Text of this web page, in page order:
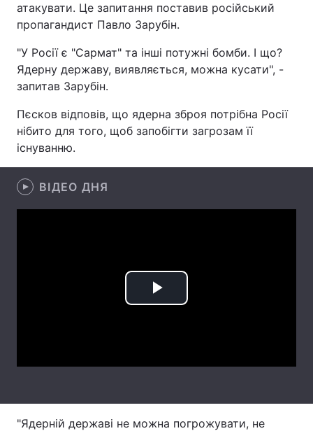
Спорт Наука
Техно і зв'язок
Зброя Інциденти
Здоров'я Туризм
Цікавинки Погода
Екологія Регіони
Думки
Вакансії
Послуги
атакувати. Це запитання поставив російський
пропагандист Павло Зарубін.
"У Росії є "Сармат" та інші потужні бомби. І що?
Ядерну державу, виявляється, можна кусати", -
запитав Зарубін.
Пєсков відповів, що ядерна зброя потрібна Росії
нібито для того, щоб запобігти загрозам її
існуванню.
ВІДЕО ДНЯ
Play
"Ядерній державі не можна погрожувати, не